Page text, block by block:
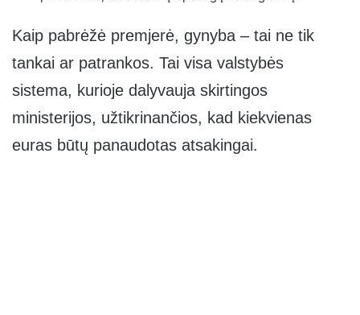
Kaip pabrėžė premjerė, gynyba – tai ne tik
tankai ar patrankos. Tai visa valstybės
sistema, kurioje dalyvauja skirtingos
ministerijos, užtikrinančios, kad kiekvienas
euras būtų panaudotas atsakingai.